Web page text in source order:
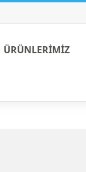
ÜRÜNLERİMİZ